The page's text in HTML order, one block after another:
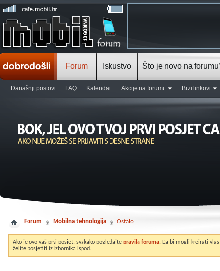
Forum
Današnji postovi FAQ Kalendar Akcije na forumu Brzi linkovi
Iskustvo Što je novo na
Forum Mobilna tehnologija Ostalo
Ako je ovo vaš prvi posjet, svakako pogledajte pravila foruma. Da bi mogli kreirati
želite posjetiti iz izbornika ispod.